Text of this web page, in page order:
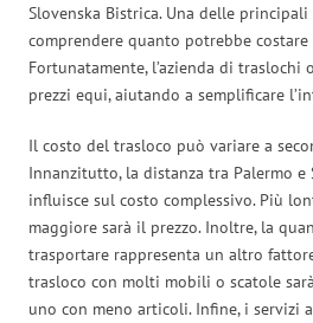
Slovenska Bistrica. Una delle
comprendere quanto potrebbe
Fortunatamente, l’azienda di traslochi
prezzi equi, aiutando a semplificare
Il costo del trasloco può variare a
Innanzitutto, la distanza tra Palermo e
influisce sul costo complessivo. Più
maggiore sarà il prezzo. Inoltre, la
trasportare rappresenta un altro
trasloco con molti mobili o scatole
uno con meno articoli. Infine, i servizi